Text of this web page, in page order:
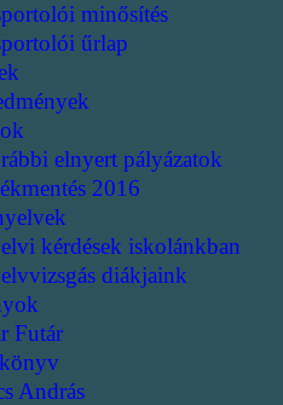
minősítés
űrlap
elnyert pályázatok
2016
kérdések iskolánkban
diákjaink
Futár
András